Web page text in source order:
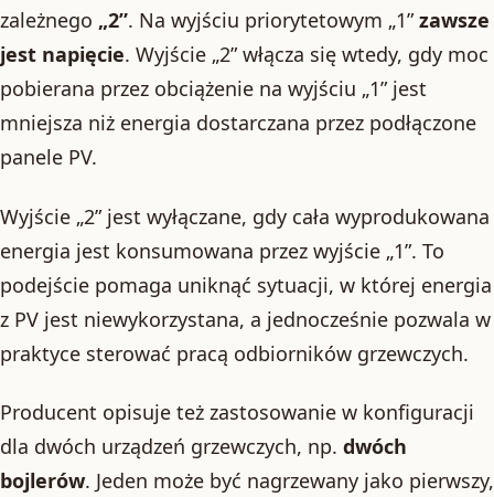
zależnego „2”. Na wyjściu priorytetowym „1”zawsze
jest napięcie. Wyjście „2” włącza się wtedy, gdy moc
pobierana przez obciążenie na wyjściu „1” jest
mniejsza niż energia dostarczana przez podłączone
panele PV.
Wyjście „2” jest wyłączane, gdy cała wyprodukowana
energia jest konsumowana przez wyjście „1”. To
podejście pomaga uniknąć sytuacji, w której energia
z PV jest niewykorzystana, a jednocześnie pozwala w
praktyce sterować pracą odbiorników grzewczych.
Producent opisuje też zastosowanie w konfiguracji
dla dwóch urządzeń grzewczych, np. dwóch
bojlerów. Jeden może być nagrzewany jako pierwszy,